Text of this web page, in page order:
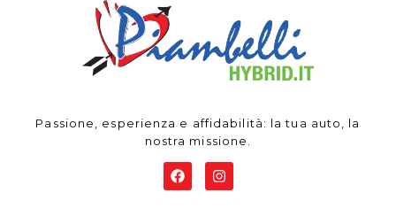
Passione, esperienza e affidabilità: la tua auto, la
nostra missione.